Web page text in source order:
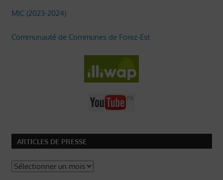
MJC (2023-2024)
Communauté de Communes de Forez-Est
ARTICLES DE PRESSE
Articles